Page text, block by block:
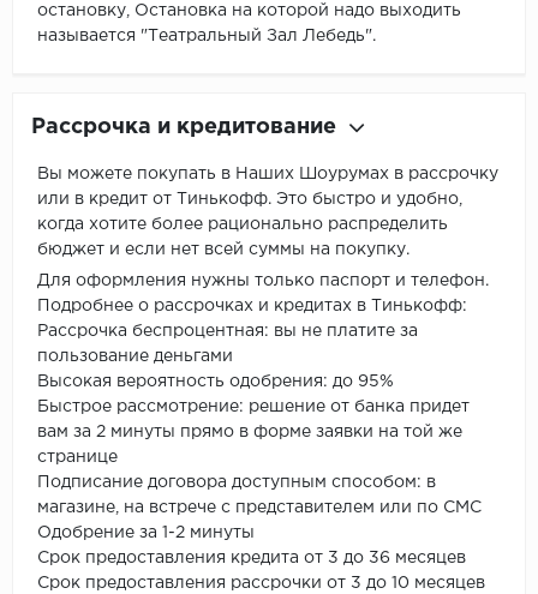
остановку, Остановка на которой надо выходить
называется "Театральный Зал Лебедь".
Рассрочка и кредитование
Вы можете покупать в Наших Шоурумах в рассрочку
или в кредит от Тинькофф. Это быстро и удобно,
когда хотите более рационально распределить
бюджет и если нет всей суммы на покупку.
Для оформления нужны только паспорт и телефон.
Подробнее о рассрочках и кредитах в Тинькофф:
Рассрочка беспроцентная: вы не платите за
пользование деньгами
Высокая вероятность одобрения: до 95%
Быстрое рассмотрение: решение от банка придет
вам за 2 минуты прямо в форме заявки на той же
странице
Подписание договора доступным способом: в
магазине, на встрече с представителем или по СМС
Одобрение за 1-2 минуты
Срок предоставления кредита от 3 до 36 месяцев
Срок предоставления рассрочки от 3 до 10 месяцев